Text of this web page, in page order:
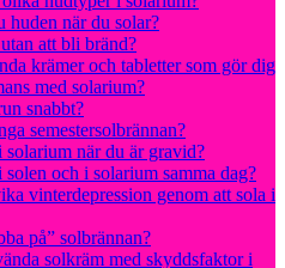
huden när du solar?
att bli bränd?
krämer och tabletter som gör dig
med solarium?
snabbt?
semestersolbrännan?
solarium när du är gravid?
och i solarium samma dag?
vinterdepression genom att sola i
på” solbrännan?
solkräm med skyddsfaktor i